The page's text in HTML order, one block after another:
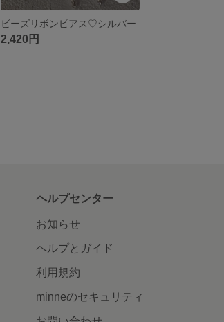
ビーズリボンピアス♡シルバー
2,420円
ヘルプセンター
お知らせ
ヘルプとガイド
利用規約
minneのセキュリティ